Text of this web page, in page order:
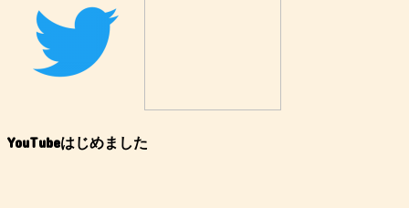
YouTubeはじめました